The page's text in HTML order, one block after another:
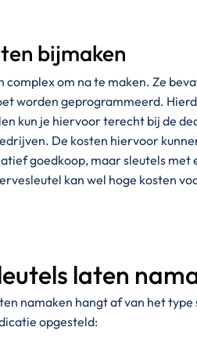
bijmaken
complex om na te maken. Ze
worden geprogrammeerd.
kun je hiervoor terecht bij de
De kosten hiervoor
goedkoop, maar sleutels met
kan wel hoge kosten
laten
namaken hangt af van het
opgesteld: